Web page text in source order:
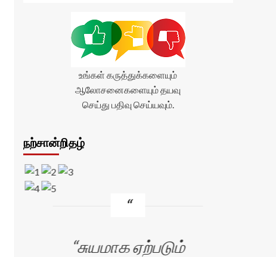
உங்கள் கருத்துக்களையும்
ஆலோசனைகளையும் தயவு
செய்து பதிவு செய்யவும்.
நற்சான்றிதழ்
சுயமாக ஏற்படும்